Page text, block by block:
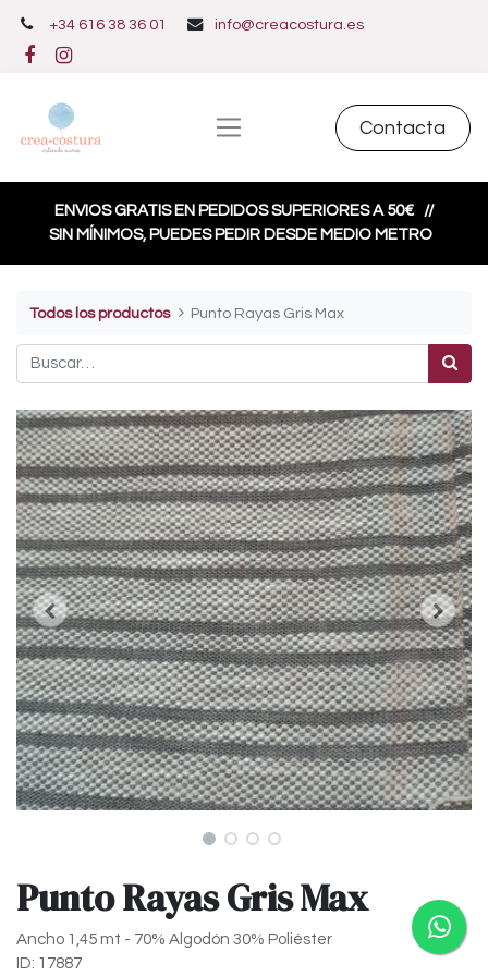
+34 616 38 36 01 info@creacostura.es
Contacta
ENVIOS GRATIS EN PEDIDOS SUPERIORES A 50€ //
SIN MÍNIMOS, PUEDES PEDIR DESDE MEDIO METRO
Todos los productos Punto Rayas Gris Max
Punto Rayas Gris Max
Ancho 1,45 mt - 70% Algodón 30% Poliéster
ID: 17887